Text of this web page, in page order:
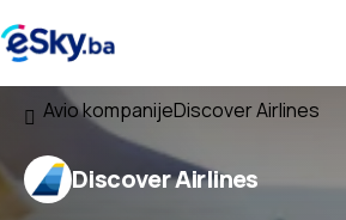
Avio kompanijeDiscover Airlines
Discover Airlines